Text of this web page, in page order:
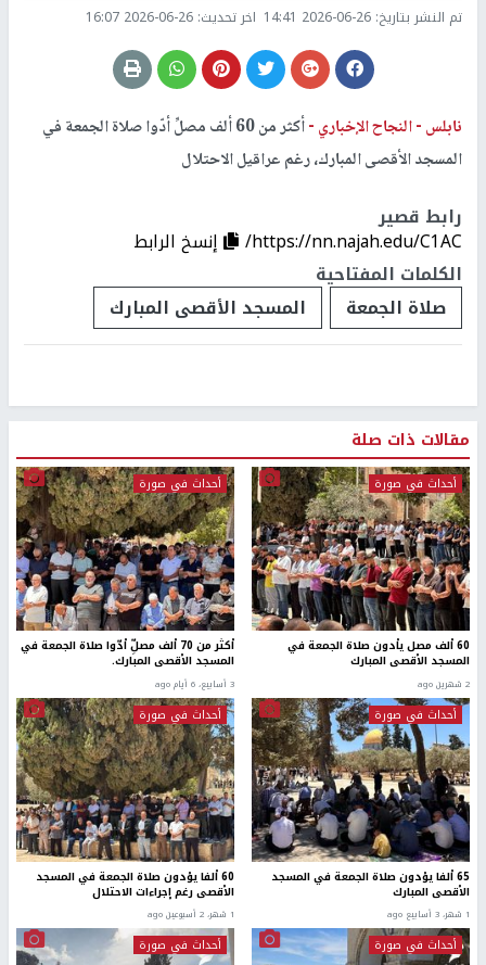
تم النشر بتاريخ: 2026-06-26 14:41 اخر تحديث: 2026-06-26 16:07
نابلس -النجاح الإخباري -
أكثر من 60 ألف مصلِّ أدّوا صلاة الجمعة في
المسجد الأقصى المبارك، رغم عراقيل الاحتلال
رابط قصير
https://nn.najah.edu/C1AC/
إنسخ الرابط
الكلمات المفتاحية
صلاة الجمعة
المسجد الأقصى المبارك
مقالات ذات صلة
أحداث في صورة
60 ألف مصل يأدون صلاة الجمعة في
المسجد الأقصى المبارك
2 شهرين ago
أحداث في صورة
أكثر من 70 ألف مصلِّ أدّوا صلاة الجمعة في
المسجد الأقصى المبارك.
3 أسابيع، 6 أيام ago
أحداث في صورة
65 ألفا يؤدون صلاة الجمعة في المسجد
الأقصى المبارك
1 شهر، 3 أسابيع ago
أحداث في صورة
60 ألفا يؤدون صلاة الجمعة في المسجد
الأقصى رغم إجراءات الاحتلال
1 شهر، 2 أسبوعين ago
أحداث في صورة أحداث في صورة